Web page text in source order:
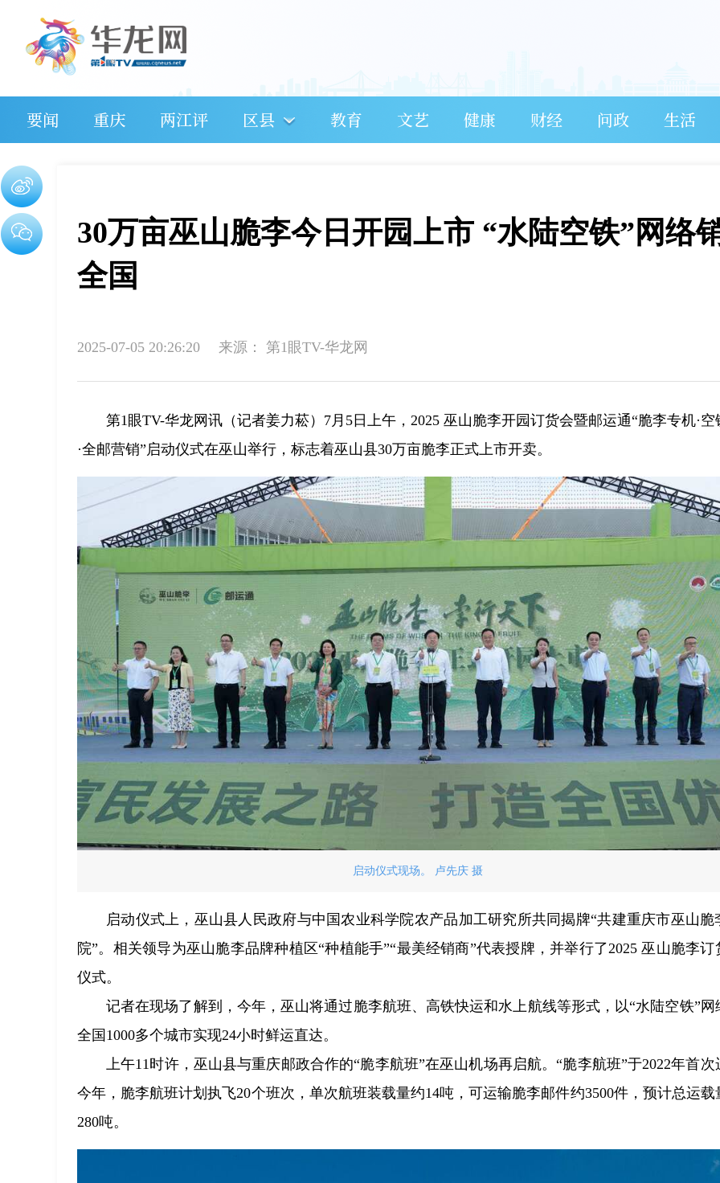
要闻 重庆 两江评 区县 教育 文艺 健康 财经 问政 生活
30万亩巫山脆李今日开园上市 “水陆空铁”网络
全国
2025-07-05 20:26:20 来源： 第1眼TV-华龙网
第1眼TV-华龙网讯（记者姜力菘）7月5日上午，2025 巫山脆李开园订货会暨邮运通“脆李专机·空
·全邮营销”启动仪式在巫山举行，标志着巫山县30万亩脆李正式上市开卖。
启动仪式现场。 卢先庆 摄
启动仪式上，巫山县人民政府与中国农业科学院农产品加工研究所共同揭牌“共建重庆市巫山脆
院”。相关领导为巫山脆李品牌种植区“种植能手”“最美经销商”代表授牌，并举行了2025 巫山脆李订
仪式。
记者在现场了解到，今年，巫山将通过脆李航班、高铁快运和水上航线等形式，以“水陆空铁”网
全国1000多个城市实现24小时鲜运直达。
上午11时许，巫山县与重庆邮政合作的“脆李航班”在巫山机场再启航。“脆李航班”于2022年首次
今年，脆李航班计划执飞20个班次，单次航班装载量约14吨，可运输脆李邮件约3500件，预计总运载
280吨。